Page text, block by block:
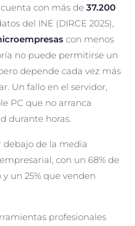
cuenta con más de 37.200
del INE (DIRCE 2025),
con menos
no puede permitirse un
depende cada vez más
Un fallo en el servidor,
PC que no arranca
durante horas.
debajo de la media
con un 68% de
un 25% que venden
profesionales